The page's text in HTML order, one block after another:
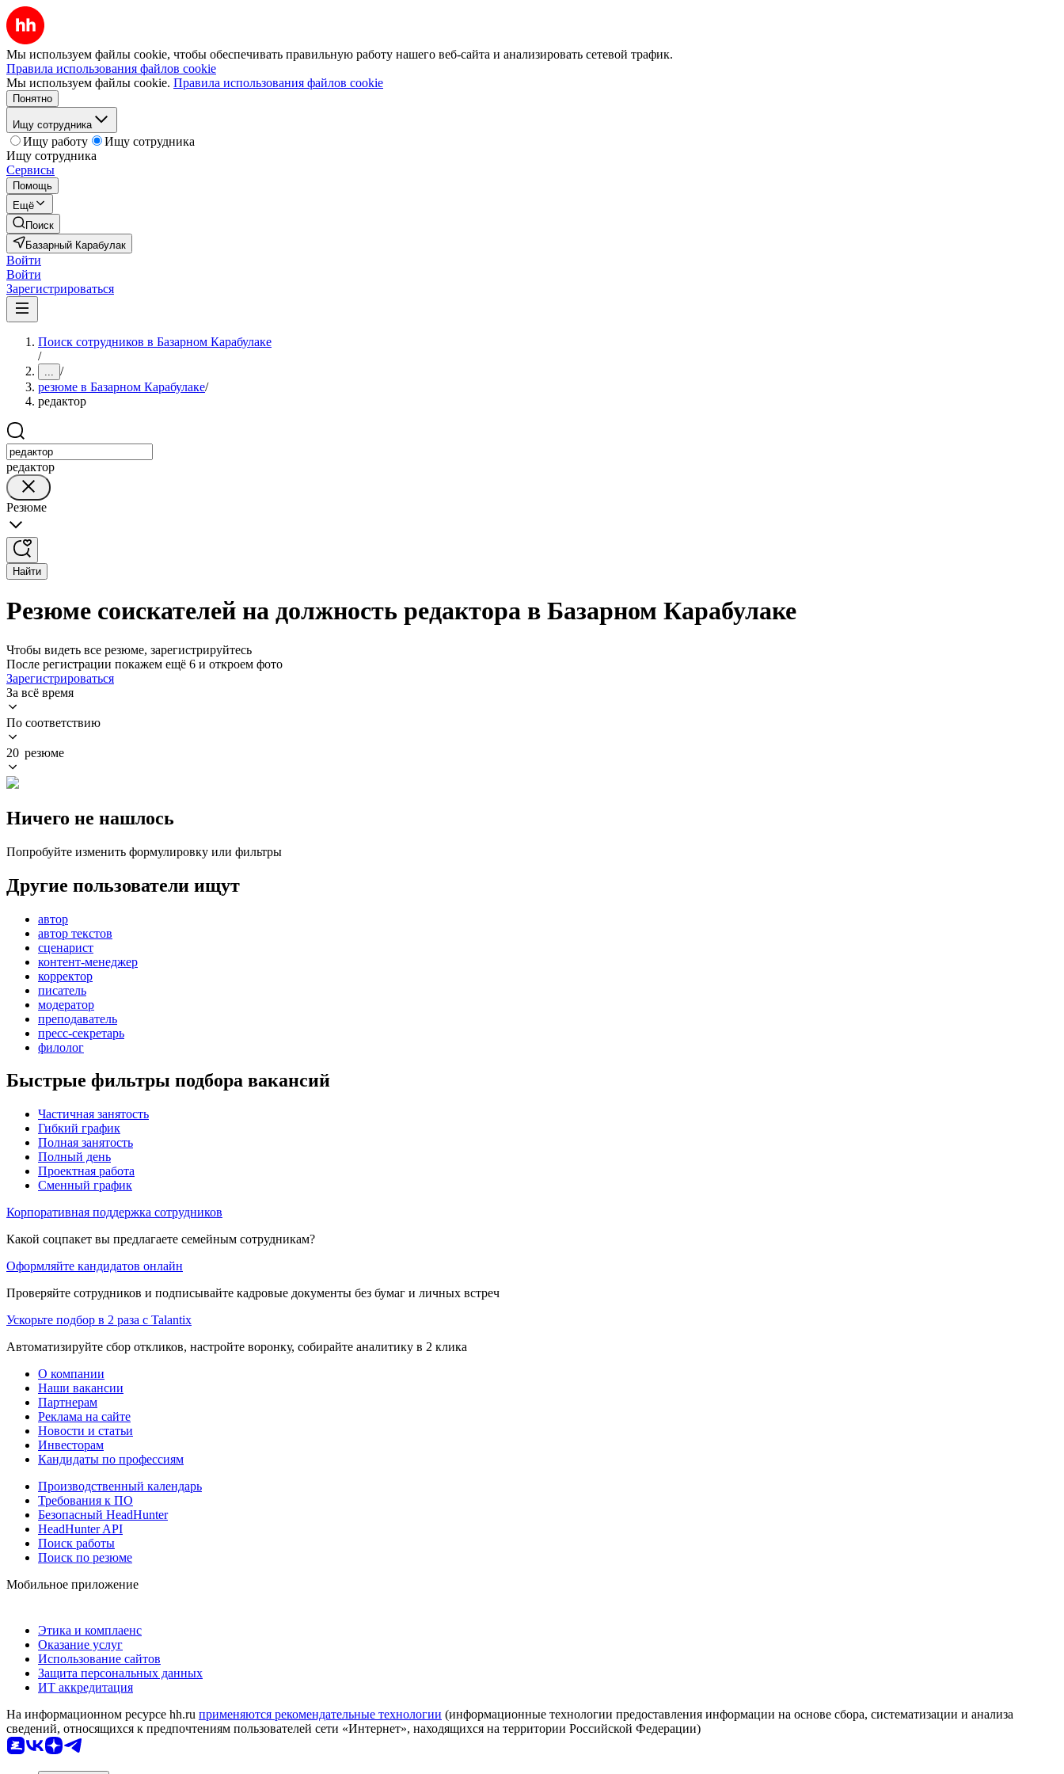
Мы используем файлы cookie, чтобы обеспечивать правильную работу нашего веб-сайта и анализировать сетевой трафик.
Правила использования файлов cookie
Мы используем файлы cookie. Правила использования файлов cookie
Понятно
Ищу сотрудника
Ищу работу
Ищу сотрудника
Ищу сотрудника
Сервисы
Помощь
Ещё
Поиск
Базарный Карабулак
Войти
Войти
Зарегистрироваться
Поиск сотрудников в Базарном Карабулаке
/
... /
резюме в Базарном Карабулаке/
редактор
редактор
Резюме
Найти
Резюме соискателей на должность редактора в Базарном Карабулаке
Чтобы видеть все резюме, зарегистрируйтесь
После регистрации покажем ещё 6 и откроем фото
Зарегистрироваться
За всё время
По соответствию
20 резюме
Ничего не нашлось
Попробуйте изменить формулировку или фильтры
Другие пользователи ищут
автор
автор текстов
сценарист
контент-менеджер
корректор
писатель
модератор
преподаватель
пресс-секретарь
филолог
Быстрые фильтры подбора вакансий
Частичная занятость
Гибкий график
Полная занятость
Полный день
Проектная работа
Сменный график
Корпоративная поддержка сотрудников
Какой соцпакет вы предлагаете семейным сотрудникам?
Оформляйте кандидатов онлайн
Проверяйте сотрудников и подписывайте кадровые документы без бумаг и личных встреч
Ускорьте подбор в 2 раза с Talantix
Автоматизируйте сбор откликов, настройте воронку, собирайте аналитику в 2 клика
О компании
Наши вакансии
Партнерам
Реклама на сайте
Новости и статьи
Инвесторам
Кандидаты по профессиям
Производственный календарь
Требования к ПО
Безопасный HeadHunter
HeadHunter API
Поиск работы
Поиск по резюме
Мобильное приложение
Этика и комплаенс
Оказание услуг
Использование сайтов
Защита персональных данных
ИТ аккредитация
На информационном ресурсе hh.ru применяются рекомендательные технологии (информационные технологии предоставления информации на основе сбора, систематизации и анализа
сведений, относящихся к предпочтениям пользователей сети «Интернет», находящихся на территории Российской Федерации)